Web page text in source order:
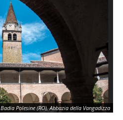
Badia Polesine (RO), Abbazia della Vangadizza